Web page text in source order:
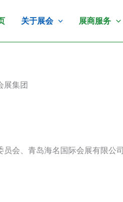
关于展会 展商服务
展集团
会、青岛海名国际会展有限公司